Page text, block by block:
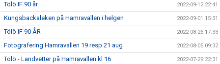
Tölö IF 90 år 2022-09-12 22:41
Kungsbackaleken på Hamravallen i helgen 2022-09-01 15:31
Tölö IF 90 ÅR 2022-08-26 17:33
Fotografering Hamravallen 19 resp 21 aug 2022-08-05 09:32
Tölö - Landvetter på Hamravallen kl 16 2022-07-29 22:31